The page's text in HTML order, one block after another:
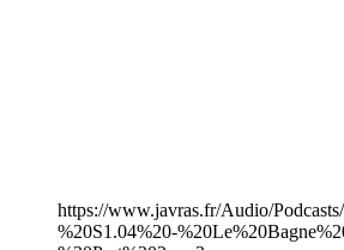
https://www.javras.fr/Audio/
%20S1.04%20-